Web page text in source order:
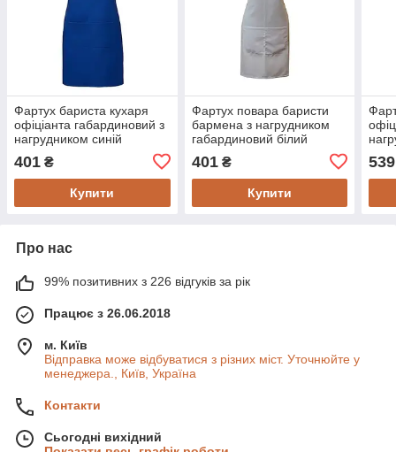
Фартух бариста кухаря
офіціанта габардиновий з
нагрудником синій
401 ₴
Купити
Фартух повара баристи
бармена з нагрудником
габардиновий білий
401₴
Купити
539
Про нас
99% позитивних з 226 відгуків за рік
Працює з 26.06.2018
м. Київ
Відправка може відбуватися з різних міст. Уточнюйте у
менеджера., Київ, Україна
Контакти
Сьогодні вихідний